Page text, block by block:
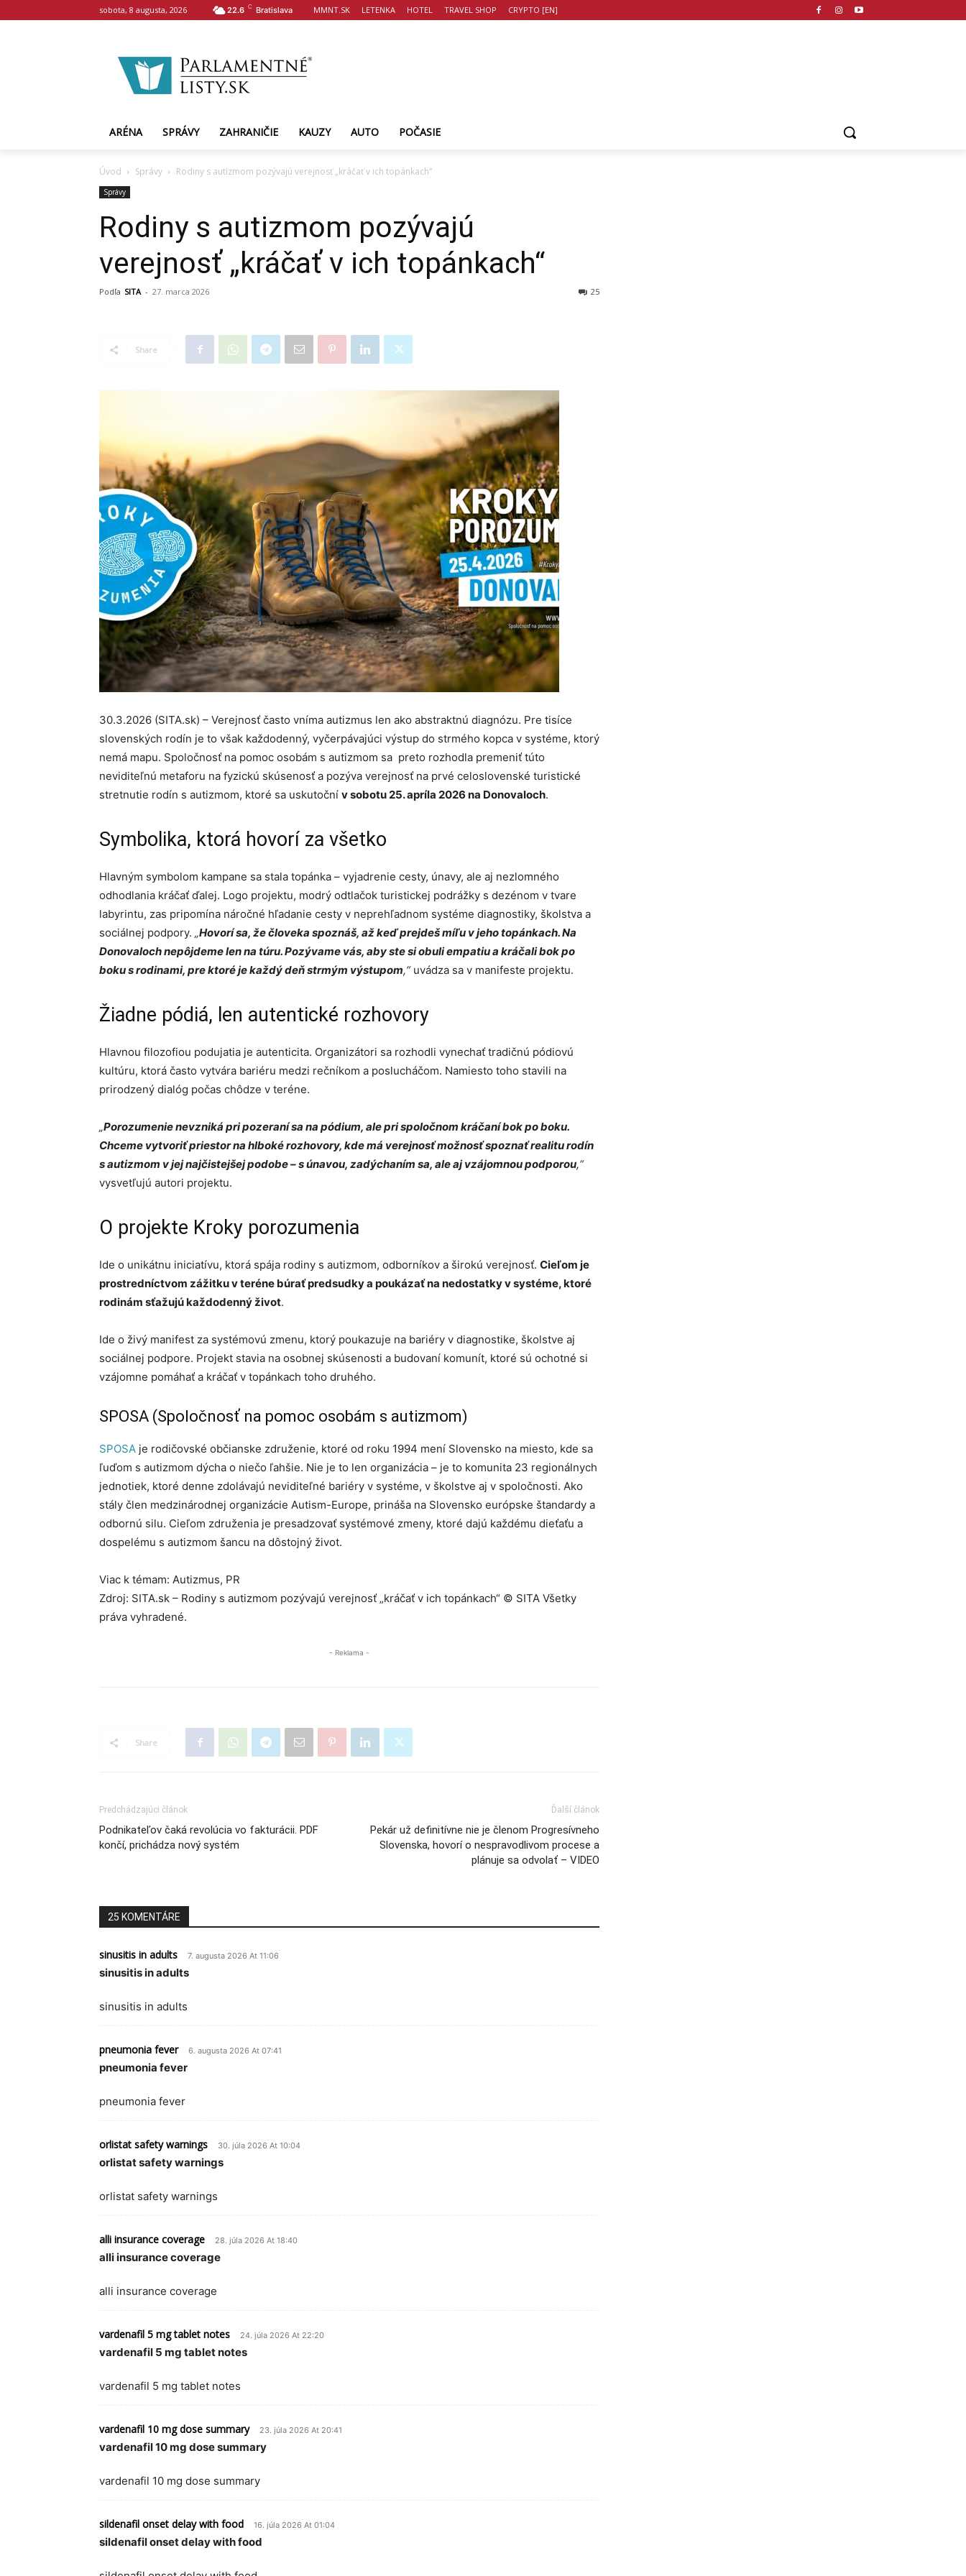
sobota, 8 augusta, 2026 22.6 C Bratislava MMNT.SK LETENKA HOTEL TRAVEL SHOP CRYPTO [EN]
ARÉNA SPRÁVY ZAHRANIČIE KAUZY AUTO POČASIE
Úvod Správy Rodiny s autizmom pozývajú verejnosť „kráčať v ich topánkach“
Správy
Rodiny s autizmom pozývajú
verejnosť „kráčať v ich topánkach“
Podľa SITA - 27. marca 2026 25
Share
30.3.2026 (SITA.sk) – Verejnosť často vníma autizmus len ako abstraktnú diagnózu. Pre tisíce
slovenských rodín je to však každodenný, vyčerpávajúci výstup do strmého kopca v systéme, ktorý
nemá mapu. Spoločnosť na pomoc osobám s autizmom sa preto rozhodla premeniť túto
neviditeľnú metaforu na fyzickú skúsenosť a pozýva verejnosť na prvé celoslovenské turistické
stretnutie rodín s autizmom, ktoré sa uskutoční v sobotu 25. apríla 2026 na Donovaloch.
Symbolika, ktorá hovorí za všetko
Hlavným symbolom kampane sa stala topánka – vyjadrenie cesty, únavy, ale aj nezlomného
odhodlania kráčať ďalej. Logo projektu, modrý odtlačok turistickej podrážky s dezénom v tvare
labyrintu, zas pripomína náročné hľadanie cesty v neprehľadnom systéme diagnostiky, školstva a
sociálnej podpory. „Hovorí sa, že človeka spoznáš, až keď prejdeš míľu v jeho topánkach. Na
Donovaloch nepôjdeme len na túru. Pozývame vás, aby ste si obuli empatiu a kráčali bok po
boku s rodinami, pre ktoré je každý deň strmým výstupom,“uvádza sa v manifeste projektu.
Žiadne pódiá, len autentické rozhovory
Hlavnou filozofiou podujatia je autenticita. Organizátori sa rozhodli vynechať tradičnú pódiovú
kultúru, ktorá často vytvára bariéru medzi rečníkom a poslucháčom. Namiesto toho stavili na
prirodzený dialóg počas chôdze v teréne.
„Porozumenie nevzniká pri pozeraní sa na pódium, ale pri spoločnom kráčaní bok po boku.
Chceme vytvoriť priestor na hlboké rozhovory, kde má verejnosť možnosť spoznať realitu rodín
s autizmom v jej najčistejšej podobe – s únavou, zadýchaním sa, ale aj vzájomnou podporou,“
vysvetľujú autori projektu.
O projekte Kroky porozumenia
Ide o unikátnu iniciatívu, ktorá spája rodiny s autizmom, odborníkov a širokú verejnosť. Cieľom je
prostredníctvom zážitku v teréne búrať predsudky a poukázať na nedostatky v systéme, ktoré
rodinám sťažujú každodenný život.
Ide o živý manifest za systémovú zmenu, ktorý poukazuje na bariéry v diagnostike, školstve aj
sociálnej podpore. Projekt stavia na osobnej skúsenosti a budovaní komunít, ktoré sú ochotné si
vzájomne pomáhať a kráčať v topánkach toho druhého.
SPOSA (Spoločnosť na pomoc osobám s autizmom)
SPOSA je rodičovské občianske združenie, ktoré od roku 1994 mení Slovensko na miesto, kde sa
ľuďom s autizmom dýcha o niečo ľahšie. Nie je to len organizácia – je to komunita 23 regionálnych
jednotiek, ktoré denne zdolávajú neviditeľné bariéry v systéme, v školstve aj v spoločnosti. Ako
stály člen medzinárodnej organizácie Autism-Europe, prináša na Slovensko európske štandardy a
odbornú silu. Cieľom združenia je presadzovať systémové zmeny, ktoré dajú každému dieťaťu a
dospelému s autizmom šancu na dôstojný život.
Viac k témam: Autizmus, PR
Zdroj: SITA.sk – Rodiny s autizmom pozývajú verejnosť „kráčať v ich topánkach“ © SITA Všetky
práva vyhradené.
- Reklama -
Share
Predchádzajúci článok
Podnikateľov čaká revolúcia vo fakturácii. PDF
končí, prichádza nový systém
Ďalší článok
Pekár už definitívne nie je členom Progresívneho
Slovenska, hovorí o nespravodlivom procese a
plánuje sa odvolať – VIDEO
25 KOMENTÁRE
sinusitis in adults 7. augusta 2026 At 11:06
sinusitis in adults
sinusitis in adults
pneumonia fever 6. augusta 2026 At 07:41
pneumonia fever
pneumonia fever
orlistat safety warnings 30. júla 2026 At 10:04
orlistat safety warnings
orlistat safety warnings
alli insurance coverage 28. júla 2026 At 18:40
alli insurance coverage
alli insurance coverage
vardenafil 5 mg tablet notes 24. júla 2026 At 22:20
vardenafil 5 mg tablet notes
vardenafil 5 mg tablet notes
vardenafil 10 mg dose summary 23. júla 2026 At 20:41
vardenafil 10 mg dose summary
vardenafil 10 mg dose summary
sildenafil onset delay with food 16. júla 2026 At 01:04
sildenafil onset delay with food